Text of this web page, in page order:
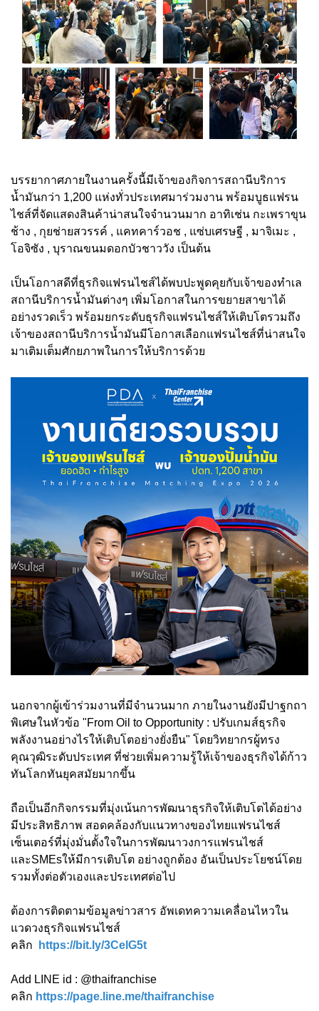
บรรยากาศภายในงานครั้งนี้มีเจ้าของกิจการสถานีบริการ
น้ำมันกว่า 1,200 แห่งทั่วประเทศมาร่วมงาน พร้อมบูธแฟรน
ไชส์ที่จัดแสดงสินค้าน่าสนใจจำนวนมาก อาทิเช่น กะเพราขุน
ช้าง , กุยช่ายสวรรค์ , แคทคาร์วอช , แซ่บเศรษฐี , มาจิเมะ ,
โอจิซัง , บุราณขนมดอกบัวชาววัง เป็นต้น
เป็นโอกาสดีที่ธุรกิจแฟรนไชส์ได้พบปะพูดคุยกับเจ้าของทำเล
สถานีบริการน้ำมันต่างๆ เพิ่มโอกาสในการขยายสาขาได้
อย่างรวดเร็ว พร้อมยกระดับธุรกิจแฟรนไชส์ให้เติบโตรวมถึง
เจ้าของสถานีบริการน้ำมันมีโอกาสเลือกแฟรนไชส์ที่น่าสนใจ
มาเติมเต็มศักยภาพในการให้บริการด้วย
นอกจากผู้เข้าร่วมงานที่มีจำนวนมาก ภายในงานยังมีปาฐกถา
พิเศษในหัวข้อ "From Oil to Opportunity : ปรับเกมส์ธุรกิจ
พลังงานอย่างไรให้เติบโตอย่างยั่งยืน" โดยวิทยากรผู้ทรง
คุณวุฒิระดับประเทศ ที่ช่วยเพิ่มความรู้ให้เจ้าของธุรกิจได้ก้าว
ทันโลกทันยุคสมัยมากขึ้น
ถือเป็นอีกกิจกรรมที่มุ่งเน้นการพัฒนาธุรกิจให้เติบโตได้อย่าง
มีประสิทธิภาพ สอดคล้องกับแนวทางของไทยแฟรนไชส์
เซ็นเตอร์ที่มุ่งมั่นตั้งใจในการพัฒนาวงการแฟรนไชส์
และSMEsให้มีการเติบโต อย่างถูกต้อง อันเป็นประโยชน์โดย
รวมทั้งต่อตัวเองและประเทศต่อไป
ต้องการติดตามข้อมูลข่าวสาร อัพเดทความเคลื่อนไหวใน
แวดวงธุรกิจแฟรนไชส์
คลิก
https://bit.ly/3CelG5t
Add LINE id : @thaifranchise
คลิก https://page.line.me/thaifranchise